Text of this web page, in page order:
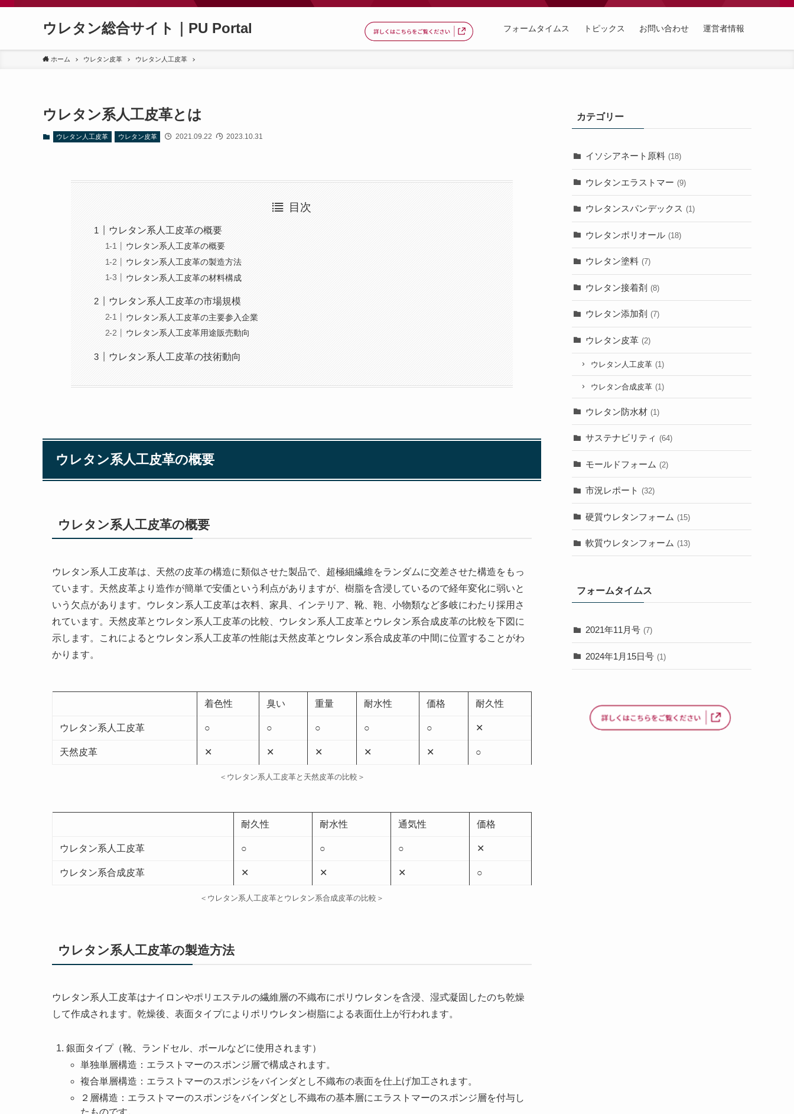
ウレタン総合サイト｜PU Portal フォームタイムス トピックス お問い合わせ 運営者情報
ホーム ウレタン皮革 ウレタン人工皮革
ウレタン系人工皮革とは
ウレタン人工皮革 ウレタン皮革 2021.09.22 2023.10.31
目次
ウレタン系人工皮革の概要
ウレタン系人工皮革の概要
ウレタン系人工皮革の製造方法
ウレタン系人工皮革の材料構成
ウレタン系人工皮革の市場規模
ウレタン系人工皮革の主要参入企業
ウレタン系人工皮革用途販売動向
ウレタン系人工皮革の技術動向
ウレタン系人工皮革の概要
ウレタン系人工皮革の概要
ウレタン系人工皮革は、天然の皮革の構造に類似させた製品で、超極細繊維をランダムに交差させた構造をもっ
ています。天然皮革より造作が簡単で安価という利点がありますが、樹脂を含浸しているので経年変化に弱いと
いう欠点があります。ウレタン系人工皮革は衣料、家具、インテリア、靴、鞄、小物類など多岐にわたり採用さ
れています。天然皮革とウレタン系人工皮革の比較、ウレタン系人工皮革とウレタン系合成皮革の比較を下図に
示します。これによるとウレタン系人工皮革の性能は天然皮革とウレタン系合成皮革の中間に位置することがわ
かります。
着色性 臭い 重量 耐水性 価格 耐久性
ウレタン系人工皮革 ○ ○ ○ ○ ○ ✕
天然皮革 ✕ ✕ ✕ ✕ ✕ ○
＜ウレタン系人工皮革と天然皮革の比較＞
耐久性 耐水性 通気性 価格
ウレタン系人工皮革 ○ ○ ○ ✕
ウレタン系合成皮革 ✕ ✕ ✕ ○
＜ウレタン系人工皮革とウレタン系合成皮革の比較＞
ウレタン系人工皮革の製造方法
ウレタン系人工皮革はナイロンやポリエステルの繊維層の不織布にポリウレタンを含浸、湿式凝固したのち乾燥
して作成されます。乾燥後、表面タイプによりポリウレタン樹脂による表面仕上が行われます。
銀面タイプ（靴、ランドセル、ボールなどに使用されます）
単独単層構造：エラストマーのスポンジ層で構成されます。
複合単層構造：エラストマーのスポンジをバインダとし不織布の表面を仕上げ加工されます。
２層構造：エラストマーのスポンジをバインダとし不織布の基本層にエラストマーのスポンジ層を付与し
たものです。
カテゴリー
イソシアネート原料 (18)
ウレタンエラストマー (9)
ウレタンスパンデックス (1)
ウレタンポリオール (18)
ウレタン塗料 (7)
ウレタン接着剤 (8)
ウレタン添加剤 (7)
ウレタン皮革 (2)
ウレタン人工皮革 (1)
ウレタン合成皮革 (1)
ウレタン防水材 (1)
サステナビリティ (64)
モールドフォーム (2)
市況レポート (32)
硬質ウレタンフォーム (15)
軟質ウレタンフォーム (13)
フォームタイムス
2021年11月号 (7)
2024年1月15日号 (1)